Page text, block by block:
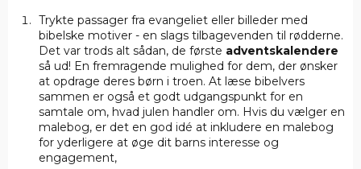
Trykte passager fra evangeliet eller billeder med
bibelske motiver - en slags tilbagevenden til rødderne.
Det var trods alt sådan, de første adventskalendere
så ud! En fremragende mulighed for dem, der ønsker
at opdrage deres børn i troen. At læse bibelvers
sammen er også et godt udgangspunkt for en
samtale om, hvad julen handler om. Hvis du vælger en
malebog, er det en god idé at inkludere en malebog
for yderligere at øge dit barns interesse og
engagement,